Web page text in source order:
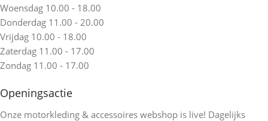
Woensdag 10.00 - 18.00
Donderdag 11.00 - 20.00
Vrijdag 10.00 - 18.00
Zaterdag 11.00 - 17.00
Zondag 11.00 - 17.00
Openingsactie
Onze motorkleding & accessoires webshop is live! Dagelijks